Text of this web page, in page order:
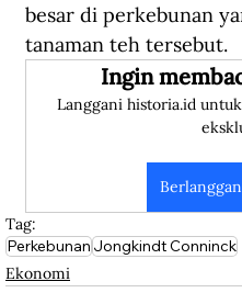
besar di perkebunan
tanaman teh tersebut.
Ingin
Langgani historia.id
Tag:
PerkebunanJongkindt Conninck
Ekonomi